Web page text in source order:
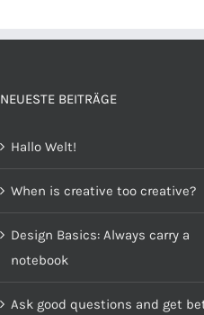
NEUESTE BEITRÄGE
Hallo Welt!
When is creative too creative?
Design Basics: Always carry a
notebook
Ask good questions and get